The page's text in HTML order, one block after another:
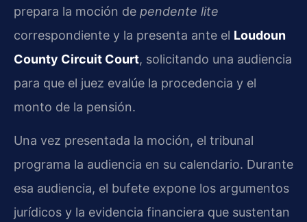
prepara la moción de pendente lite
correspondiente y la presenta ante el Loudoun
County Circuit Court, solicitando una audiencia
para que el juez evalúe la procedencia y el
monto de la pensión.
Una vez presentada la moción, el tribunal
programa la audiencia en su calendario. Durante
esa audiencia, el bufete expone los argumentos
jurídicos y la evidencia financiera que sustentan